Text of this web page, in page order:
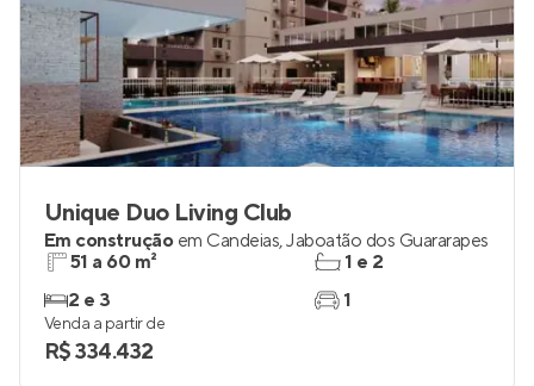
Unique Duo Living Club
Em construção em Candeias,Jaboatão dos Guararapes
51 a 60 m²
2 e 3
1 e 2
1
Venda a partir de
R$ 334.432